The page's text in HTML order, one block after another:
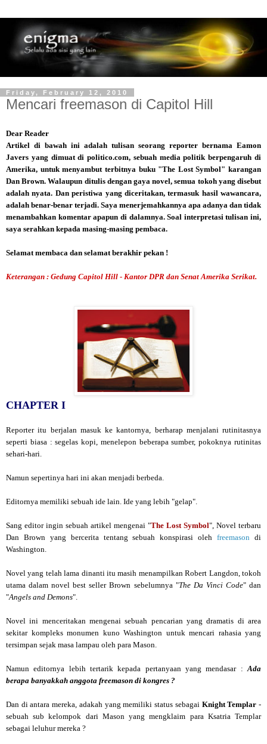
Friday, February 12, 2010
Mencari freemason di Capitol Hill
Dear Reader
Artikel di bawah ini adalah tulisan seorang reporter bernama Eamon
Javers yang dimuat di politico.com, sebuah media politik berpengaruh di
Amerika, untuk menyambut terbitnya buku "The Lost Symbol" karangan
Dan Brown. Walaupun ditulis dengan gaya novel, semua tokoh yang disebut
adalah nyata. Dan peristiwa yang diceritakan, termasuk hasil wawancara,
adalah benar-benar terjadi. Saya menerjemahkannya apa adanya dan tidak
menambahkan komentar apapun di dalamnya. Soal interpretasi tulisan ini,
saya serahkan kepada masing-masing pembaca.
Selamat membaca dan selamat berakhir pekan !
Keterangan : Gedung Capitol Hill - Kantor DPR dan Senat Amerika Serikat.
CHAPTER I
Reporter itu berjalan masuk ke kantornya, berharap menjalani rutinitasnya
seperti biasa : segelas kopi, menelepon beberapa sumber, pokoknya rutinitas
sehari-hari.
Namun sepertinya hari ini akan menjadi berbeda.
Editornya memiliki sebuah ide lain. Ide yang lebih "gelap".
Sang editor ingin sebuah artikel mengenai "The Lost Symbol", Novel terbaru
Dan Brown yang bercerita tentang sebuah konspirasi olehfreemason di
Washington.
Novel yang telah lama dinanti itu masih menampilkan Robert Langdon, tokoh
utama dalam novel best seller Brown sebelumnya "The Da Vinci Code" dan
"Angels and Demons".
Novel ini menceritakan mengenai sebuah pencarian yang dramatis di area
sekitar kompleks monumen kuno Washington untuk mencari rahasia yang
tersimpan sejak masa lampau oleh para Mason.
Namun editornya lebih tertarik kepada pertanyaan yang mendasar : Ada
berapa banyakkah anggota freemason di kongres ?
Dan di antara mereka, adakah yang memiliki status sebagai Knight Templar -
sebuah sub kelompok dari Mason yang mengklaim para Ksatria Templar
sebagai leluhur mereka ?